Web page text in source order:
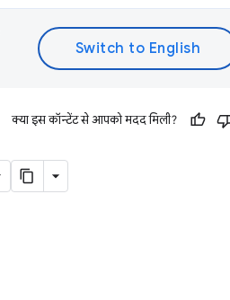
क्या इस कॉन्टेंट से आपको मदद मिली?